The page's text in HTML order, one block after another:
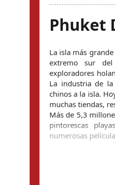
Phuket
La isla más
extremo sur
exploradores
La industria de
chinos a la isla.
muchas tiendas,
Más de 5,3
pintorescas
numerosas